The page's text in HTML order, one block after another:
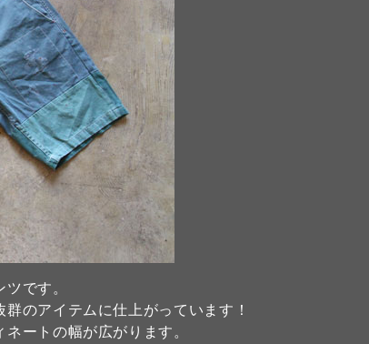
です。
のアイテムに仕上がっています！
ートの幅が広がります。